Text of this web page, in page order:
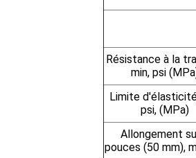
Résistance à la
min, psi
Limite
psi, (MPa)
Allongement
pouces (50 mm),